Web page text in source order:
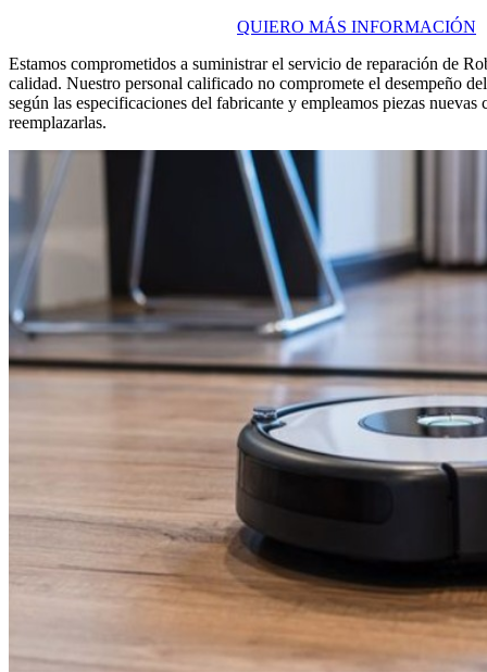
QUIERO MÁS INFORMACIÓN
Estamos comprometidos a suministrar el servicio de reparación de
calidad. Nuestro personal calificado no compromete el desempeño
según las especificaciones del fabricante y empleamos piezas nuevas
reemplazarlas.